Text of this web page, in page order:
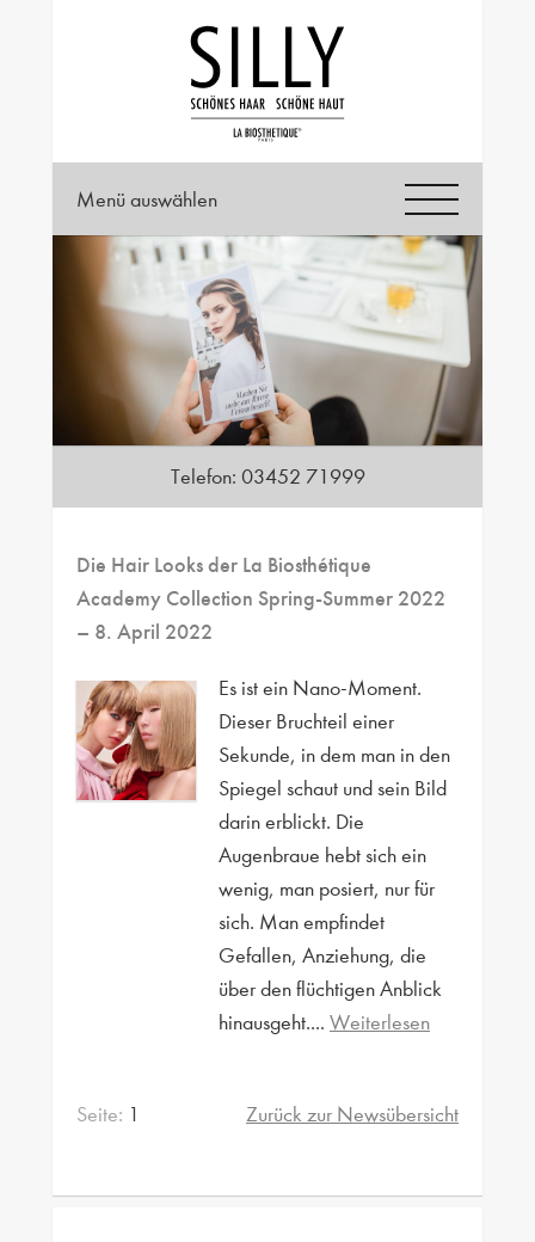
Menü auswählen
Telefon: 03452 71999
Die Hair Looks der La Biosthétique
Academy Collection Spring-Summer 2022
– 8. April 2022
Es ist ein Nano-Moment.
Dieser Bruchteil einer
Sekunde, in dem man in den
Spiegel schaut und sein Bild
darin erblickt. Die
Augenbraue hebt sich ein
wenig, man posiert, nur für
sich. Man empfindet
Gefallen, Anziehung, die
über den flüchtigen Anblick
hinausgeht.... Weiterlesen
Seite: 1 Zurück zur Newsübersicht